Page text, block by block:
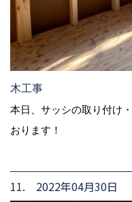
木工事
本日、サッシの取り付け
おります！
11. 2022年04月30日